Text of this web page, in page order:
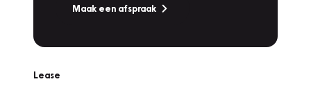
Maak een afspraak
Lease